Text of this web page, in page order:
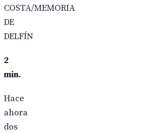
COSTA/MEMORIA
DE
DELFÍN
2
min.
Hace
ahora
dos